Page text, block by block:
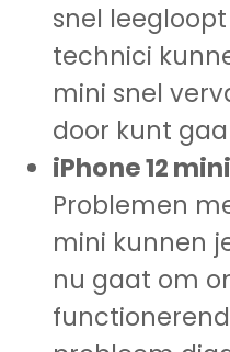
snel
technici
mini snel
door kunt
iPhone 12
Problemen
mini kunnen
nu gaat om